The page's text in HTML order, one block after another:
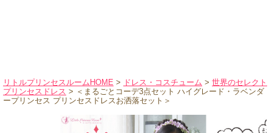
リトルプリンセスルームHOME > ドレス・コスチューム > 世界のセレクト
プリンセスドレス > ＜まるごとコーデ3点セット ハイグレード・ラベンダ
ープリンセス プリンセスドレスお洒落セット＞
アウトレット
ショッピングインフォメーション